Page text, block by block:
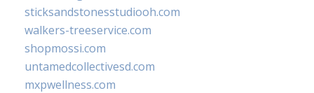
sticksandstonesstudiooh.com
walkers-treeservice.com
shopmossi.com
untamedcollectivesd.com
mxpwellness.com